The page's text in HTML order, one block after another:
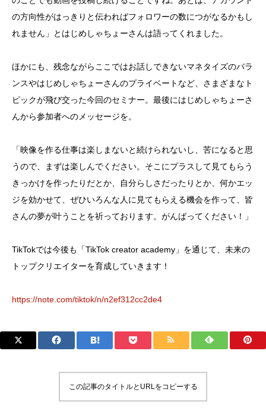
の方向性がはっきりと伝わればフォロワーの数につがなるかもし
れません」とはじめしゃちょーさんは語ってくれました。
ほかにも、残念ながらここではお話しできないマネタイズのバラ
ンスやはじめしゃちょーさんのプライベートなど、さまざまなト
ピックが飛び交った今回のセミナー。最後にはじめしゃちょーさ
んから参加者へのメッセージを。
「映像を作る仕事は楽しまないと続けられないし、苦になると思
うので、まずは楽しんでください。そこにプラスして見てもらう
きっかけを作ったりだとか、自分らしさだったりとか、何かエッ
ジを効かせて、ぜひいろんな人に見てもらえる機会を作って、皆
さんの夢が叶うことを祈っております。がんばってください！」
TikTokでは今後も「TikTok creator academy」を通じて、未来の
トップクリエイターを育成していきます！
https://note.com/tiktok/n/n2ef312cc2de4
この記事のタイトルとURLをコピーする